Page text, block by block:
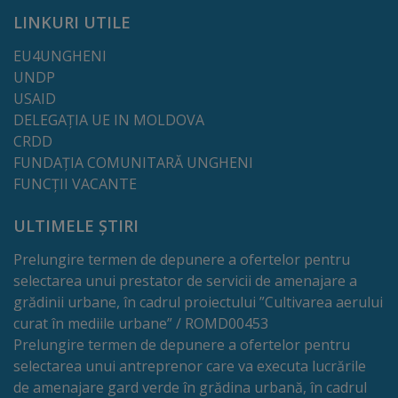
tarife
Înscrierea
copiilor
în
grădiniță/Plăți
Înterprinderi
municipale
Comgaz-
Plus
Modele
LINKURI UTILE
EU4UNGHENI
UNDP
USAID
DELEGAȚIA UE IN MOLDOVA
CRDD
FUNDAȚIA COMUNITARĂ UNGHENI
FUNCȚII VACANTE
ULTIMELE ȘTIRI
Prelungire termen de depunere a ofertelor pentru
selectarea unui prestator de servicii de amenajare a
grădinii urbane, în cadrul proiectului ”Cultivarea aerului
curat în mediile urbane” / ROMD00453
Prelungire termen de depunere a ofertelor pentru
selectarea unui antreprenor care va executa lucrările
de amenajare gard verde în grădina urbană, în cadrul